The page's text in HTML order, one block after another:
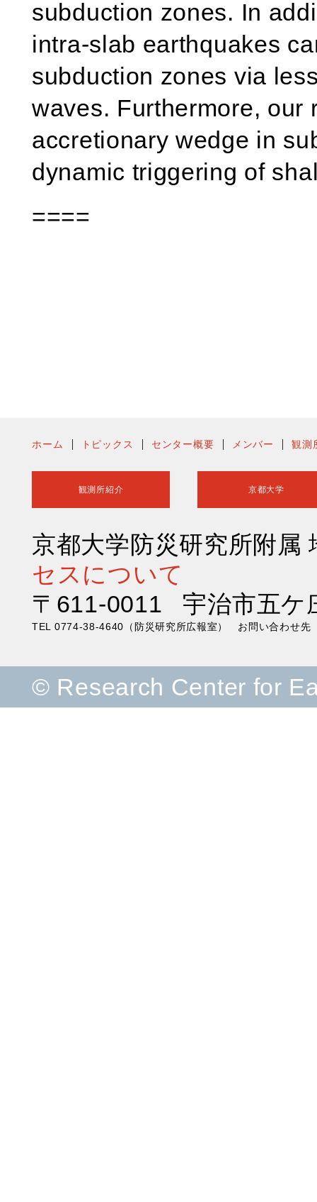
subduction zones. In
intra-slab earthquakes
subduction zones via
waves. Furthermore, our
accretionary wedge in
dynamic triggering of
====
ホーム トピックス センター概要 メンバー 観測
観測所紹介 京都大学
京都大学防災研究所附
セスについて
〒611-0011 宇治市五ケ
TEL 0774-38-4640（防災研究所広報室） お問い合わせ先
© Research Center for